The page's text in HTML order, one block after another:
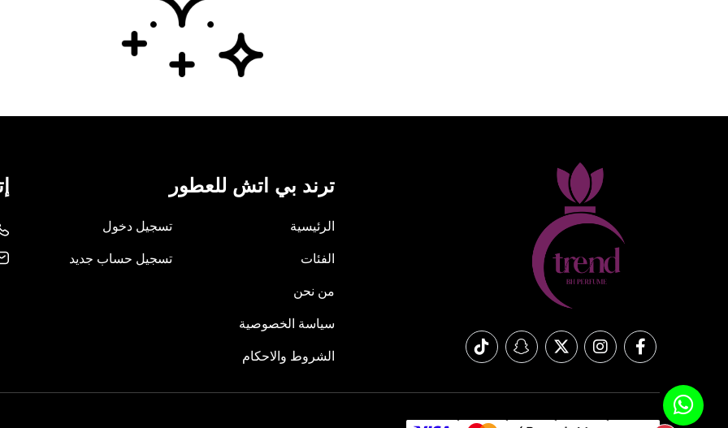
ترند بي اتش للعطور
الرئيسية
الفئات
من نحن
سياسة الخصوصية
الشروط والاحكام
تسجيل دخول
تسجيل حساب جديد